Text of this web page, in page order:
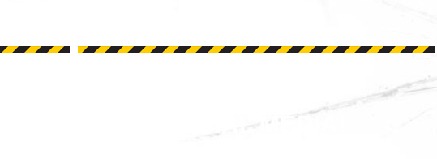
VOLG ONS OP SOCIAL MEDIA!